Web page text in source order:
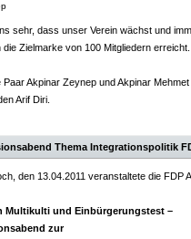
sehr, dass unser Verein wächst und
die Zielmarke von 100 Mitgliedern erreicht.
Paar Akpinar Zeynep und Akpinar
Arif Diri.
Thema Integrationspolitik
den 13.04.2011 veranstaltete die FDP
Multikulti und Einbürgerungstest –
zur